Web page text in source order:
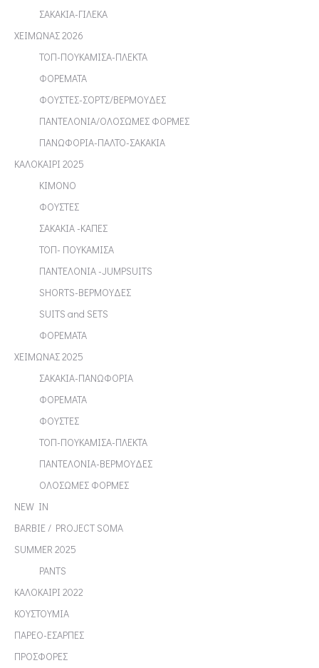
ΣΑΚΑΚΙΑ-ΓΙΛΕΚΑ
ΧΕΙΜΩΝΑΣ 2026
ΤΟΠ-ΠΟΥΚΑΜΙΣΑ-ΠΛΕΚΤΑ
ΦΟΡΕΜΑΤΑ
ΦΟΥΣΤΕΣ-ΣΟΡΤΣ/ΒΕΡΜΟΥΔΕΣ
ΠΑΝΤΕΛΟΝΙΑ/ΟΛΟΣΩΜΕΣ ΦΟΡΜΕΣ
ΠΑΝΩΦΟΡΙΑ-ΠΑΛΤΟ-ΣΑΚΑΚΙΑ
ΚΑΛΟΚΑΙΡΙ 2025
ΚΙΜΟΝΟ
ΦΟΥΣΤΕΣ
ΣΑΚΑΚΙΑ -ΚΑΠΕΣ
ΤΟΠ- ΠΟΥΚΑΜΙΣΑ
ΠΑΝΤΕΛΟΝΙΑ -JUMPSUITS
SHORTS-ΒΕΡΜΟΥΔΕΣ
SUITS and SETS
ΦΟΡΕΜΑΤΑ
ΧΕΙΜΩΝΑΣ 2025
ΣΑΚΑΚΙΑ-ΠΑΝΩΦΟΡΙΑ
ΦΟΡΕΜΑΤΑ
ΦΟΥΣΤΕΣ
ΤΟΠ-ΠΟΥΚΑΜΙΣΑ-ΠΛΕΚΤΑ
ΠΑΝΤΕΛΟΝΙΑ-ΒΕΡΜΟΥΔΕΣ
ΟΛΟΣΩΜΕΣ ΦΟΡΜΕΣ
NEW IN
BARBIE / PROJECT SOMA
SUMMER 2025
PANTS
ΚΑΛΟΚΑΙΡΙ 2022
ΚΟΥΣΤΟΥΜΙΑ
ΠΑΡΕΟ-ΕΣΑΡΠΕΣ
ΠΡΟΣΦΟΡΕΣ